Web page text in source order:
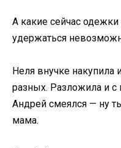
А какие сейчас
удержаться
Неля внучке накупила
разных. Разложила и с
Андрей смеялся — ну
мама.